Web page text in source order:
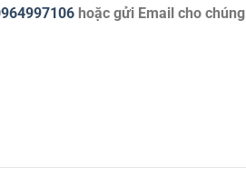
hoặc gửi Email cho chúng